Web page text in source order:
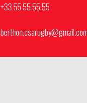
+33 55 55 55 55